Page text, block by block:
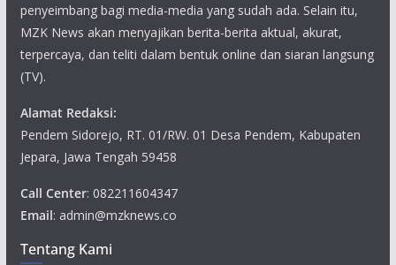
penyeimbang bagi media-media yang sudah ada. Selain itu,
MZK News akan menyajikan berita-berita aktual, akurat,
terpercaya, dan teliti dalam bentuk online dan siaran langsung
(TV).
Alamat Redaksi:
Pendem Sidorejo, RT. 01/RW. 01 Desa Pendem, Kabupaten
Jepara, Jawa Tengah 59458
Call Center: 082211604347
Email: admin@mzknews.co
Tentang Kami